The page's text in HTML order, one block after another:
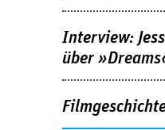
Interview:
über